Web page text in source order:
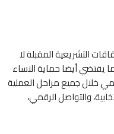
التشريعية المقبلة لا
يقتضي أيضا حماية النساء
خلال جميع مراحل العملية
والتواصل الرقمي،